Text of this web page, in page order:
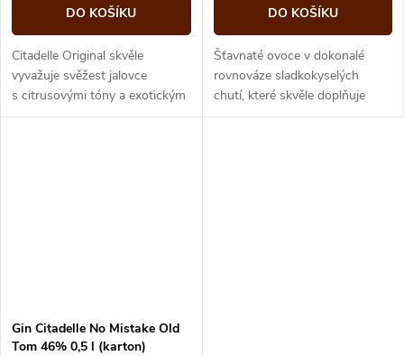
DO KOŠÍKU
Citadelle Original skvěle
vyvažuje svěžest jalovce
s citrusovými tóny a exotickým
kořením.
DO KOŠÍKU
Šťavnaté ovoce v dokonalé
rovnováze sladkokyselých
chutí, které skvěle doplňuje
suchý gin, to je Citadelle Rouge.
Gin Citadelle No Mistake Old
Tom 46% 0,5 l (karton)